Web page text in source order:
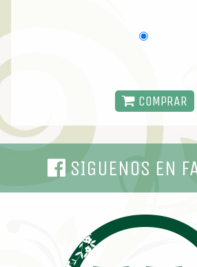
COMPRAR
SIGUENOS EN